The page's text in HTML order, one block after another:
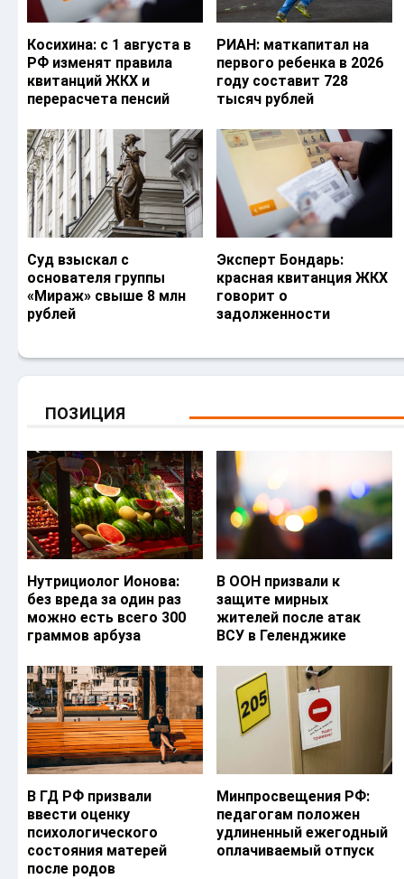
Косихина: с 1 августа в
РФ изменят правила
квитанций ЖКХ и
перерасчета пенсий
РИАН: маткапитал на
первого ребенка в 2026
году составит 728
тысяч рублей
Суд взыскал с
основателя группы
«Мираж» свыше 8 млн
рублей
Эксперт Бондарь:
красная квитанция ЖКХ
говорит о
задолженности
ПОЗИЦИЯ
Нутрициолог Ионова:
без вреда за один раз
можно есть всего 300
граммов арбуза
В ООН призвали к
защите мирных
жителей после атак
ВСУ в Геленджике
В ГД РФ призвали
ввести оценку
психологического
состояния матерей
после родов
Минпросвещения РФ:
педагогам положен
удлиненный ежегодный
оплачиваемый отпуск